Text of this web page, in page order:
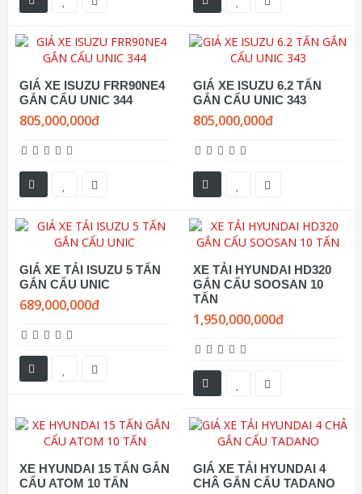
GIÁ XE ISUZU FRR90NE4
GẮN CẨU UNIC 344
805,000,000đ
GIÁ XE ISUZU 6.2 TẤN
GẮN CẨU UNIC 343
805,000,000đ
GIÁ XE TẢI ISUZU 5 TẤN
GẮN CẨU UNIC
689,000,000đ
XE TẢI HYUNDAI HD320
GẮN CẨU SOOSAN 10
TẤN
1,950,000,000đ
XE HYUNDAI 15 TẤN GẮN
CẨU ATOM 10 TẤN
GIÁ XE TẢI HYUNDAI 4
CHÂ GẮN CẨU TADANO